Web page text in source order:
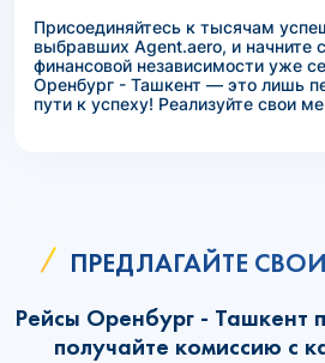
Присоединяйтесь к тысячам
выбравших Agent.aero, и начните
финансовой независимости уже
Оренбург - Ташкент — это лишь
пути к успеху! Реализуйте свои
ПРЕДЛАГАЙТЕ
Рейсы Оренбург - Ташкент
получайте комиссию с